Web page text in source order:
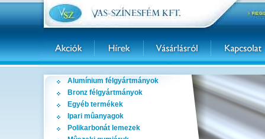
Alumínium félgyártmányok
Bronz félgyártmányok
Egyéb termékek
Ipari mûanyagok
Polikarbonát lemezek